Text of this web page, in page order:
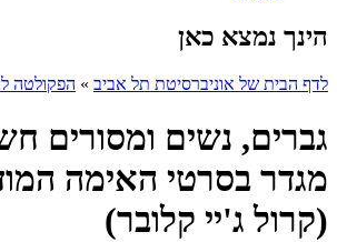
הינך נמצא כאן
לדף הבית של אוניברסיטת תל אביב » הפקולטה
גברים, נשים ומסורים
מגדר בסרטי האימה
(קרול ג'יי קלובר)